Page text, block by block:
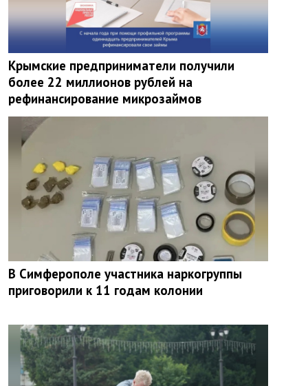
Крымские предприниматели получили
более 22 миллионов рублей на
рефинансирование микрозаймов
В Симферополе участника наркогруппы
приговорили к 11 годам колонии